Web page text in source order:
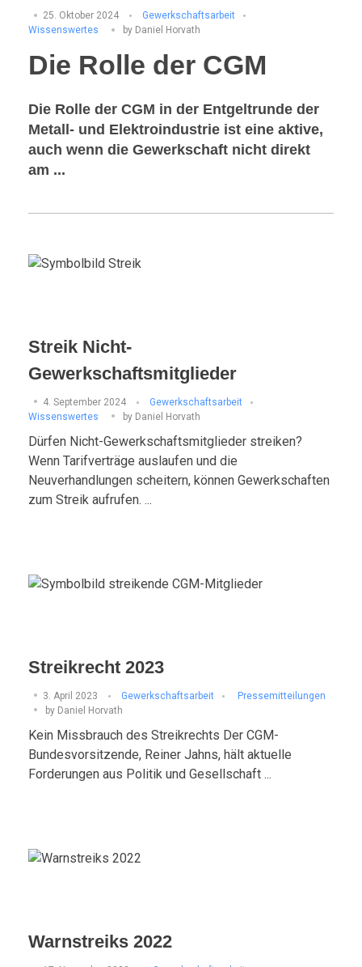
25. Oktober 2024
Gewerkschaftsarbeit
Wissenswertes
by Daniel Horvath
Die Rolle der CGM
Die Rolle der CGM in der Entgeltrunde der
Metall- und Elektroindustrie ist eine aktive,
auch wenn die Gewerkschaft nicht direkt
am ...
Streik Nicht-
Gewerkschaftsmitglieder
4. September 2024
Gewerkschaftsarbeit
Wissenswertes
by Daniel Horvath
Dürfen Nicht-Gewerkschaftsmitglieder streiken?
Wenn Tarifverträge auslaufen und die
Neuverhandlungen scheitern, können Gewerkschaften
zum Streik aufrufen. ...
Streikrecht 2023
3. April 2023 Gewerkschaftsarbeit
Pressemitteilungen
by Daniel Horvath
Kein Missbrauch des Streikrechts Der CGM-
Bundesvorsitzende, Reiner Jahns, hält aktuelle
Forderungen aus Politik und Gesellschaft ...
Warnstreiks 2022